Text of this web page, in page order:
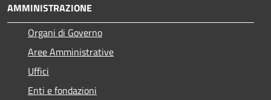
AMMINISTRAZIONE
Organi di Governo
Aree Amministrative
Uffici
Enti e fondazioni